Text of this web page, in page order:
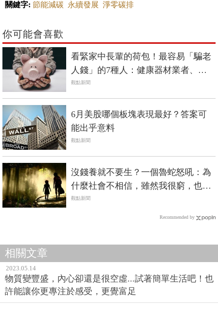
關鍵字: 節能減碳 永續發展 淨零碳排
你可能會喜歡
看緊家中長輩的荷包！最容易「騙老
人錢」的7種人：健康器材業者、婚
姻騙子...
觀點新聞
6月美股哪個板塊表現最好？答案可
能出乎意料
觀點新聞
沒錢養就不要生？一個魯蛇怒吼：為
什麼社會不相信，雖然我很窮，也會
是個好媽媽
觀點新聞
Recommended by
相關文章
2023.05.14
物質變豐盛，內心卻還是很空虛...試著簡單生活吧！也
許能讓你更專注於感受，更覺富足